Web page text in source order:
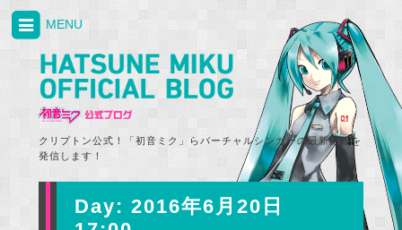
クリプトン公式！「初音ミク」らバーチャルシンガーの最新情報を
発信します！
MENU
Day: 2016年6月20日